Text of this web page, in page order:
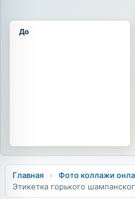
До
Главная › Фото коллажи
Этикетка горького